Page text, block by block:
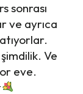
sonrası
ve ayrıca
Ve
eve.